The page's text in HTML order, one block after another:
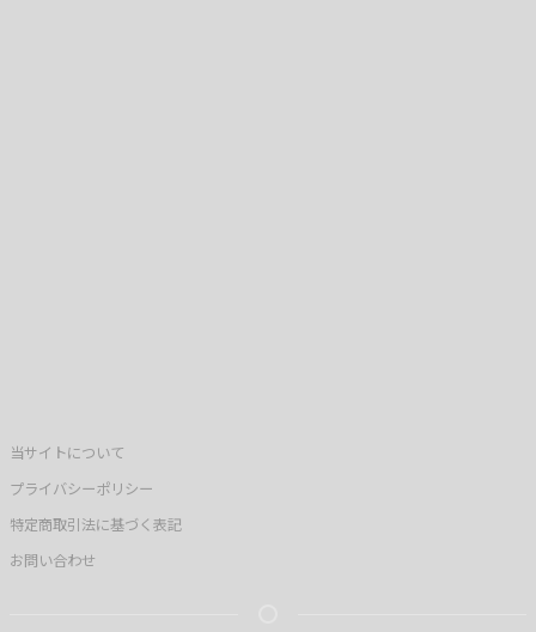
当サイトについて
プライバシーポリシー
特定商取引法に基づく表記
お問い合わせ